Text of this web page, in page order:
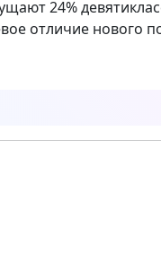
24%
отличие нового